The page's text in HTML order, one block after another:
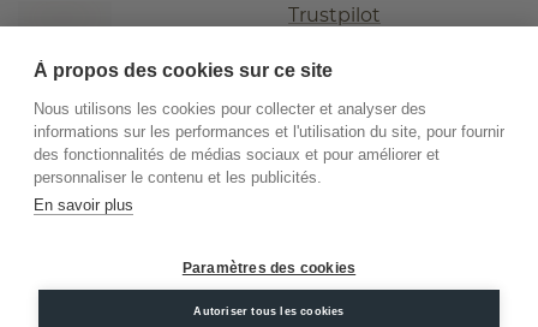
Trustpilot
.DiamondsByMe
Conditions
Confidentialité
Mentions
À propos des cookies sur ce site
Nous utilisons les cookies pour collecter et analyser des
informations sur les performances et l'utilisation du site, pour fournir
des fonctionnalités de médias sociaux et pour améliorer et
personnaliser le contenu et les publicités.
En savoir plus
Paramètres des cookies
Autoriser tous les cookies